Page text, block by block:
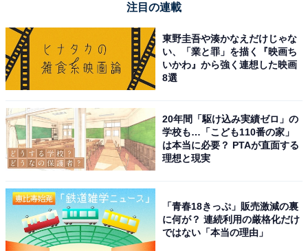
注目の連載
東野圭吾や湊かなえだけじゃな
い、「業と罪」を描く『映画ち
いかわ』から強く連想した映画
8選
20年間「駆け込み実績ゼロ」の
学校も…「こども110番の家」
は本当に必要？ PTAが直面する
理想と現実
「青春18きっぷ」販売激減の裏
に何が？ 連続利用の厳格化だけ
ではない「本当の理由」